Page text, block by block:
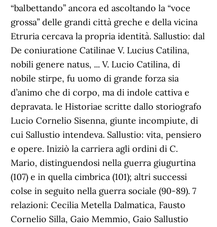
“balbettando” ancora ed ascoltando la “voce
grossa” delle grandi città greche e della vicina
Etruria cercava la propria identità. Sallustio: dal
De coniuratione Catilinae V. Lucius Catilina,
nobili genere natus, ... V. Lucio Catilina, di
nobile stirpe, fu uomo di grande forza sia
d’animo che di corpo, ma di indole cattiva e
depravata. le Historiae scritte dallo storiografo
Lucio Cornelio Sisenna, giunte incompiute, di
cui Sallustio intendeva. Sallustio: vita, pensiero
e opere. Iniziò la carriera agli ordini di C.
Mario, distinguendosi nella guerra giugurtina
(107) e in quella cimbrica (101); altri successi
colse in seguito nella guerra sociale (90-89). 7
relazioni: Cecilia Metella Dalmatica, Fausto
Cornelio Silla, Gaio Memmio, Gaio Sallustio